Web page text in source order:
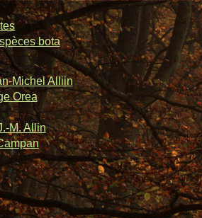
bota
Michel Alliin
Orea
M. Allin